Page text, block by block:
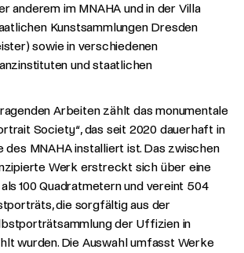
anderem im MNAHA und in der Villa
Kunstsammlungen Dresden
sowie in verschiedenen
und staatlichen
Arbeiten zählt das monumentale
Society“, das seit 2020 dauerhaft in
des MNAHA installiert ist. Das zwischen
Werk erstreckt sich über eine
100 Quadratmetern und vereint 504
die sorgfältig aus der
der Uffizien in
wurden. Die Auswahl umfasst Werke